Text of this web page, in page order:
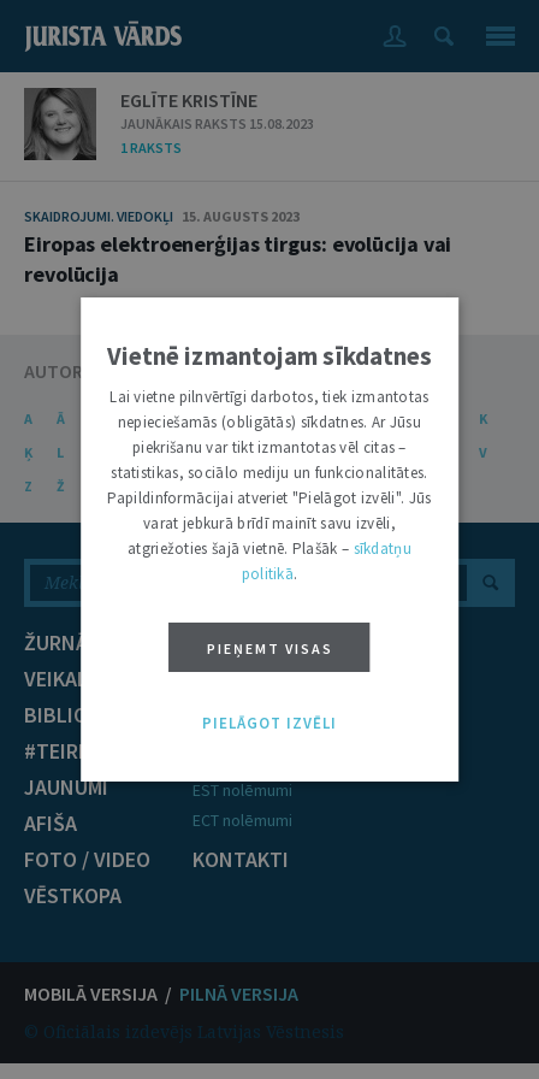
EGLĪTE KRISTĪNE
JAUNĀKAIS RAKSTS 15.08.2023
1 RAKSTS
SKAIDROJUMI. VIEDOKĻI 15. AUGUSTS 2023
Eiropas elektroenerģijas tirgus: evolūcija vai
revolūcija
AUTORU KATALOGS
A Ā C Č D E Ē F G Ģ H I
K
Ķ
L N Ņ O P R S Š T
V
Z
Ž
ŽURNĀLS
VEIKALS
BIBLIOTĒKA
#TEIRDARBS
JAUNUMI
AFIŠA
FOTO / VIDEO
VĒSTKOPA
NOZARES
Krimināltiesības
EST nolēmumi
ECT nolēmumi
KONTAKTI
MOBILĀ VERSIJA / PILNĀ VERSIJA
© Oficiālais izdevējs Latvijas Vēstnesis
Vietnē izmantojam sīkdatnes
Lai vietne pilnvērtīgi darbotos, tiek izmantotas
nepieciešamās (obligātās) sīkdatnes. Ar Jūsu
piekrišanu var tikt izmantotas vēl citas –
statistikas, sociālo mediju un funkcionalitātes.
Papildinformācijai atveriet "Pielāgot izvēli". Jūs
varat jebkurā brīdī mainīt savu izvēli,
atgriežoties šajā vietnē. Plašāk – sīkdatņu
politikā.
PIEŅEMT VISAS
PIELĀGOT IZVĒLI